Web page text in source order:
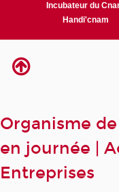
Incubateur du
Handi'cnam
Organisme
en journée |
Entreprises